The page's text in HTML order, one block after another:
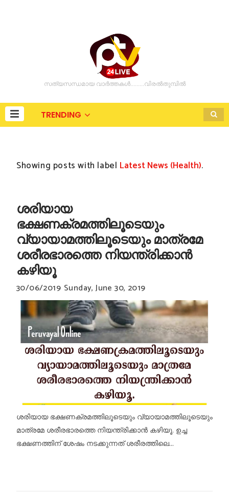
സത്യസന്ധമായ വാർത്തകൾ.........വിരൽതുമ്പിൽ
TRENDING
Showing posts with label Latest News (Health).
ശരിയായ
ഭക്ഷണക്രമത്തിലൂടെയും
വ്യായാമത്തിലൂടെയും മാത്രമേ
ശരീരഭാരത്തെ നിയന്ത്രിക്കാന്‍
കഴിയൂ
30/06/2019 Sunday, June 30, 2019
ശരിയായ ഭക്ഷണക്രമത്തിലൂടെയും വ്യായാമത്തിലൂടെയും
മാത്രമേ ശരീരഭാരത്തെ നിയന്ത്രിക്കാന്‍ കഴിയൂ. ഉച്ച
ഭക്ഷണത്തിന് ശേഷം നടക്കുന്നത് ശരീരത്തിലെ...